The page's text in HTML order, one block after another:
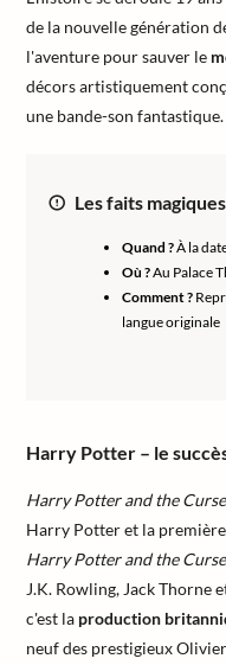
de la nouvelle génération
l'aventure pour sauver le
décors artistiquement
une bande-son fantastique.
Les faits
Quand ?À la
Où ?Au Palace
Comment ?
langue originale
Harry Potter – le
Harry Potter and the
Harry Potter et la
Harry Potter and the
J.K. Rowling, Jack Thorne
c'est la production
neuf des prestigieux